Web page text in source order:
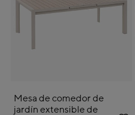
Mesa de comedor de
jardín extensible de